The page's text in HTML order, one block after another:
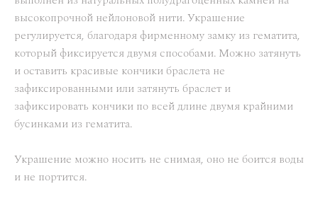
высокопрочной нейлоновой нити. Украшение
регулируется, благодаря фирменному замку из гематита,
который фиксируется двумя способами. Можно затянуть
и оставить красивые кончики браслета не
зафиксированными или затянуть браслет и
зафиксировать кончики по всей длине двумя крайними
бусинками из гематита.
Украшение можно носить не снимая, оно не боится воды
и не портится.